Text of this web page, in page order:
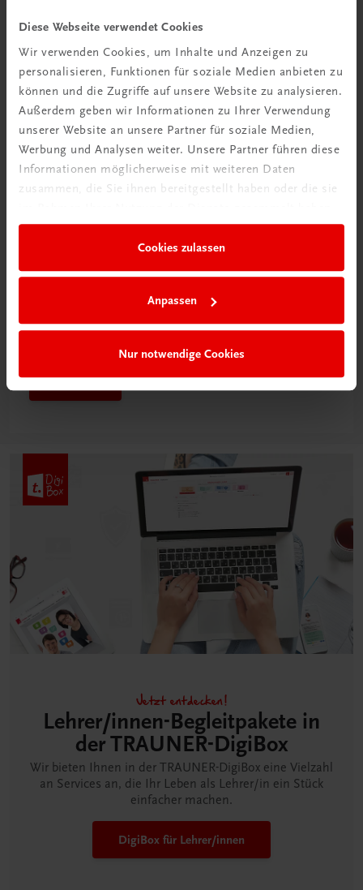
Diese Webseite verwendet Cookies
Wir verwenden Cookies, um Inhalte und Anzeigen zu
personalisieren, Funktionen für soziale Medien anbieten zu
können und die Zugriffe auf unsere Website zu analysieren.
Außerdem geben wir Informationen zu Ihrer Verwendung
unserer Website an unsere Partner für soziale Medien,
Werbung und Analysen weiter. Unsere Partner führen diese
Informationen möglicherweise mit weiteren Daten
zusammen, die Sie ihnen bereitgestellt haben oder die sie
Cookies zulassen
Anpassen
Nur notwendige Cookies
Tipps & Tricks
Mehr dazu
Das „Digitale
Klassenzimmer“
Jetzt entdecken!
Lehrer/innen-Begleitpakete in
der TRAUNER-DigiBox
Wir bieten Ihnen in der TRAUNER-DigiBox eine Vielzahl
an Services an, die Ihr Leben als Lehrer/in ein Stück
einfacher machen.
DigiBox für Lehrer/innen